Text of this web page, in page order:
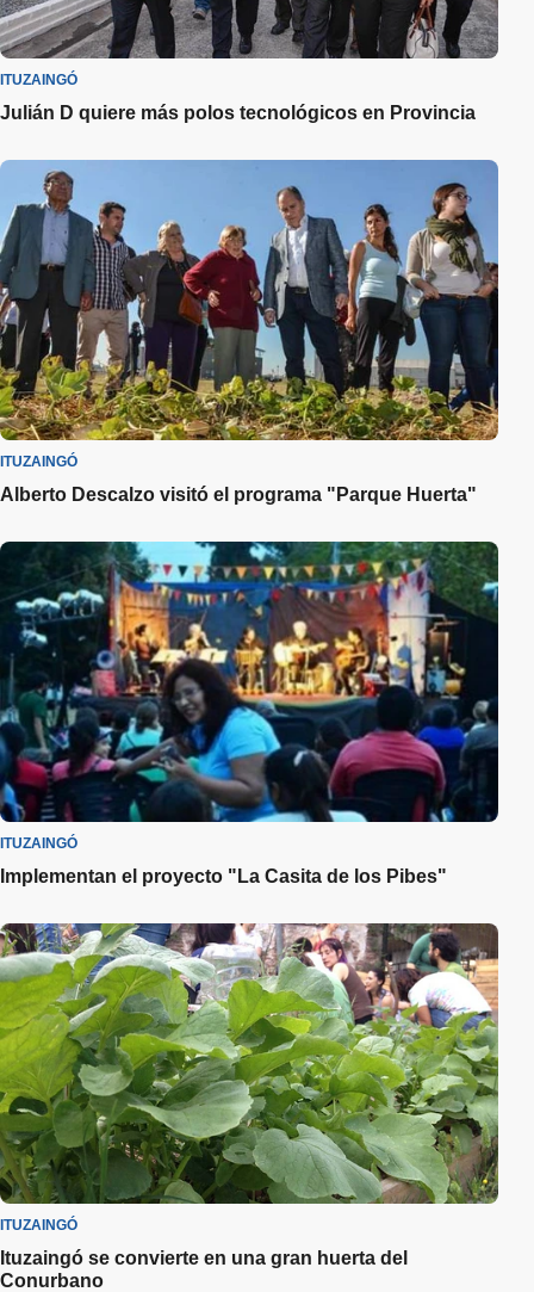
ITUZAINGÓ
Julián D quiere más polos tecnológicos en Provincia
ITUZAINGÓ
Alberto Descalzo visitó el programa "Parque Huerta"
ITUZAINGÓ
Implementan el proyecto "La Casita de los Pibes"
ITUZAINGÓ
Ituzaingó se convierte en una gran huerta del
Conurbano